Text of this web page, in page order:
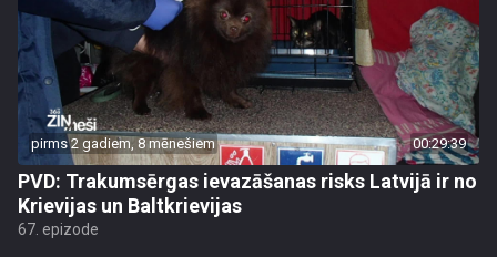
pirms 2 gadiem, 8 mēnešiem 00:29:39
PVD: Trakumsērgas ievazāšanas risks Latvijā ir no
Krievijas un Baltkrievijas
67. epizode